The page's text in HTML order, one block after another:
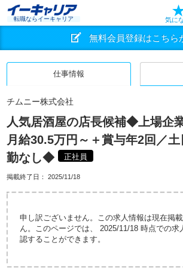
転職ならイーキャリア 気に
無料会員登録はこちら
仕事情報
チムニー株式会社
人気居酒屋の店長候補◆上場企
月給30.5万円～＋賞与年2回／
勤なし◆
正社員
掲載終了日： 2025/11/18
申し訳ございません。この求人情報は現在掲
ん。このページでは、 2025/11/18 時点での求
認することができます。